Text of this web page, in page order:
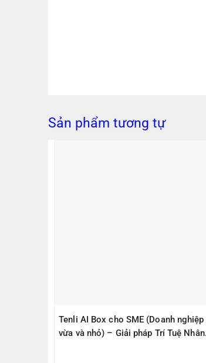
Sản phẩm tương tự
Tenli AI Box cho SME (Doanh nghiệp
vừa và nhỏ) – Giải pháp Trí Tuệ Nhân